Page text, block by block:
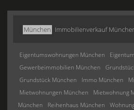
München Immobilienverkauf
Eigentumswohnungen München
Gewerbeimmobilien München
Grundstück München
Immo München
Mietwohnungen München
Mietwohnung
München
Reihenhaus München